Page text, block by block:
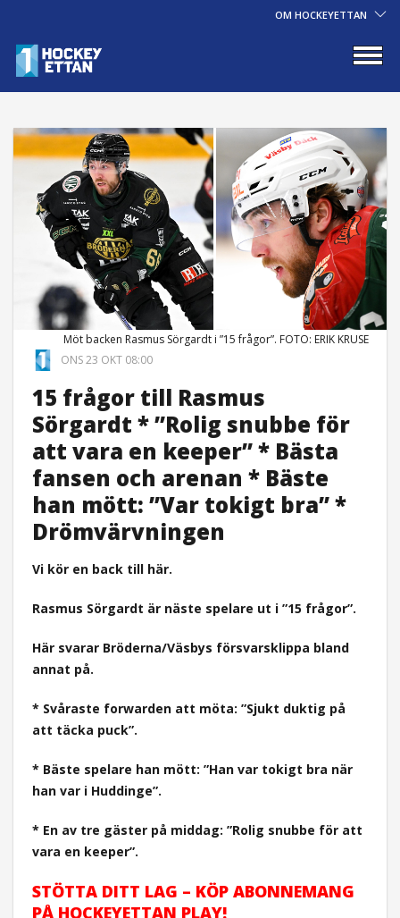
OM HOCKEYETTAN
Möt backen Rasmus Sörgardt i ”15 frågor”. FOTO: ERIK KRUSE
ONS 23 OKT 08:00
15 frågor till Rasmus
Sörgardt * ”Rolig snubbe för
att vara en keeper” * Bästa
fansen och arenan * Bäste
han mött: ”Var tokigt bra” *
Drömvärvningen
Vi kör en back till här.
Rasmus Sörgardt är näste spelare ut i ”15 frågor”.
Här svarar Bröderna/Väsbys försvarsklippa bland
annat på.
* Svåraste forwarden att möta: ”Sjukt duktig på
att täcka puck”.
* Bäste spelare han mött: ”Han var tokigt bra när
han var i Huddinge”.
* En av tre gäster på middag: ”Rolig snubbe för att
vara en keeper”.
STÖTTA DITT LAG – KÖP ABONNEMANG
PÅ HOCKEYETTAN PLAY!